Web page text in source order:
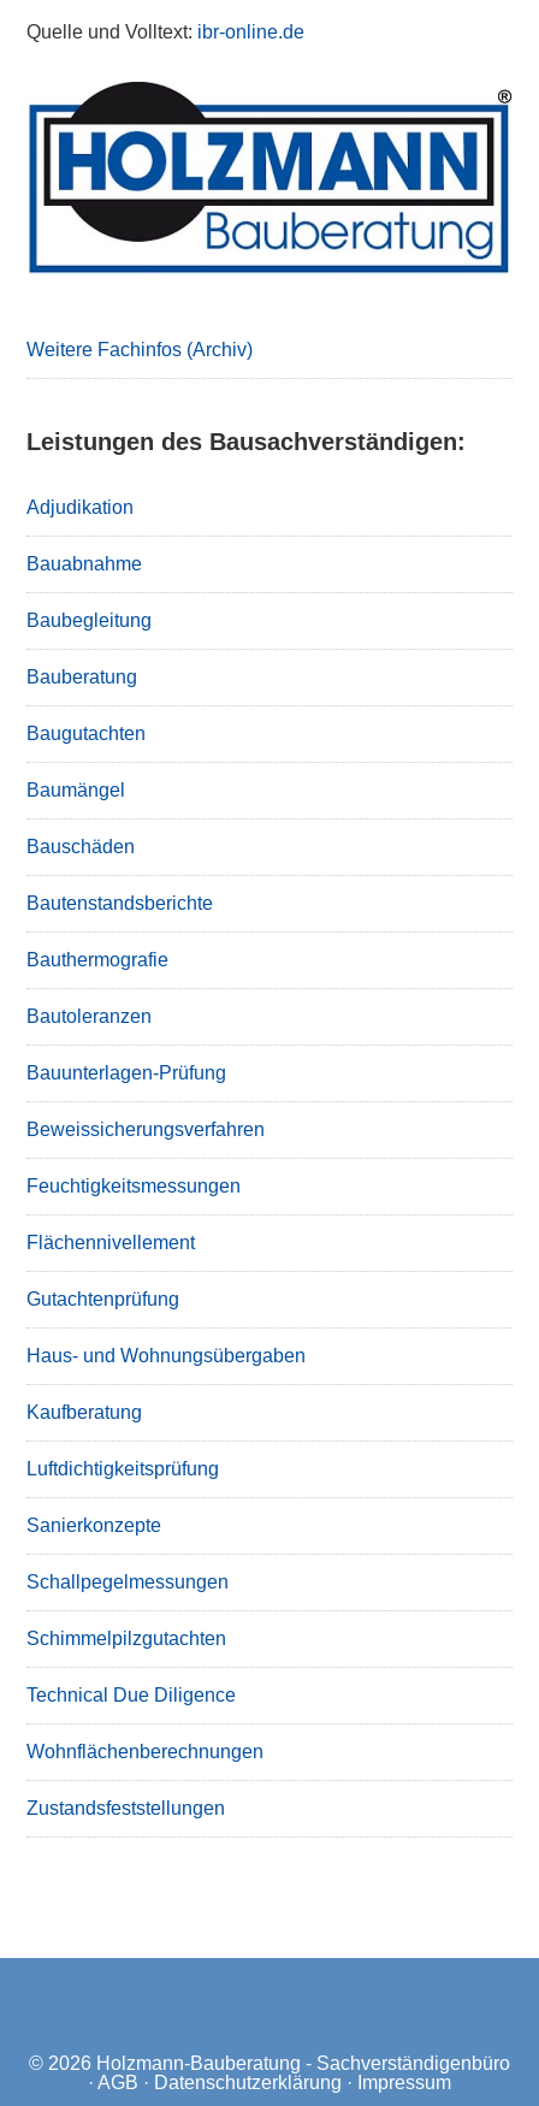
Quelle und Volltext: ibr-online.de
Primary
Sidebar
Weitere Fachinfos (Archiv)
Leistungen des Bausachverständigen:
Adjudikation
Bauabnahme
Baubegleitung
Bauberatung
Baugutachten
Baumängel
Bauschäden
Bautenstandsberichte
Bauthermografie
Bautoleranzen
Bauunterlagen-Prüfung
Beweissicherungsverfahren
Feuchtigkeitsmessungen
Flächennivellement
Gutachtenprüfung
Haus- und Wohnungsübergaben
Kaufberatung
Luftdichtigkeitsprüfung
Sanierkonzepte
Schallpegelmessungen
Schimmelpilzgutachten
Technical Due Diligence
Wohnflächenberechnungen
Zustandsfeststellungen
© 2026 Holzmann-Bauberatung - Sachverständigenbüro
· AGB · Datenschutzerklärung · Impressum